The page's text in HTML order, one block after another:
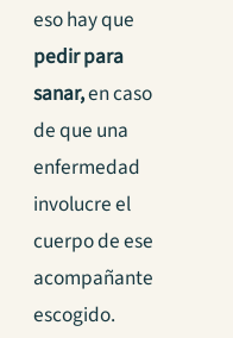
eso hay que
pedir para
sanar,en caso
de que una
enfermedad
involucre el
cuerpo de ese
acompañante
escogido.